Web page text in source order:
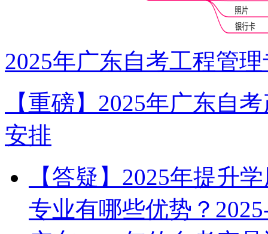
2025年广东自考工程管
【重磅】2025年广东自
安排
【答疑】2025年提升
专业有哪些优势？